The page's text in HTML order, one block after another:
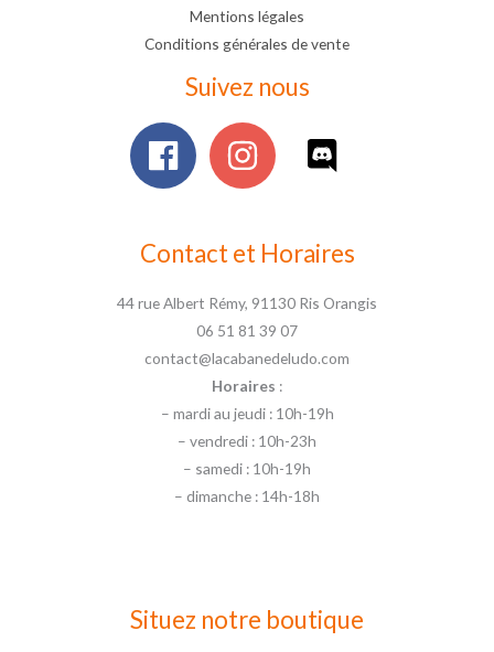
Mentions légales
Conditions générales de vente
Suivez nous
Contact et Horaires
44 rue Albert Rémy, 91130 Ris Orangis
06 51 81 39 07
contact@lacabanedeludo.com
Horaires :
– mardi au jeudi : 10h-19h
– vendredi : 10h-23h
– samedi : 10h-19h
– dimanche : 14h-18h
Situez notre boutique